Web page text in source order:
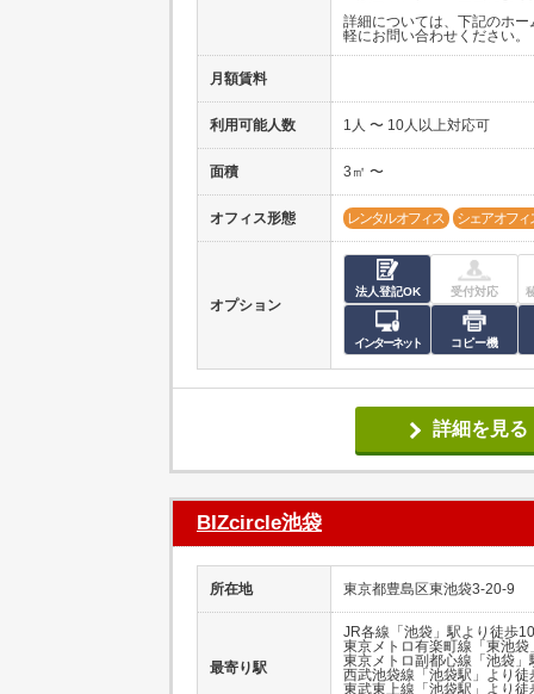
詳細については、下記のホ
軽にお問い合わせください。
月額賃料
利用可能人数 1人 〜 10人以上対応可
面積 3㎡ 〜
オフィス形態 レンタルオフィス シェアオフィ
オプション
法人登記OK 受付対応
インターネット コピー機
詳細を見る
BIZcircle池袋
所在地 東京都豊島区東池袋3-20-9
最寄り駅
JR各線「池袋」駅より徒歩
東京メトロ有楽町線「東池
東京メトロ副都心線「池袋」
西武池袋線「池袋駅」より徒
東武東上線「池袋駅」より徒